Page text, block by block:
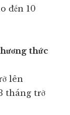
đến 10
thức
lên
tháng trở